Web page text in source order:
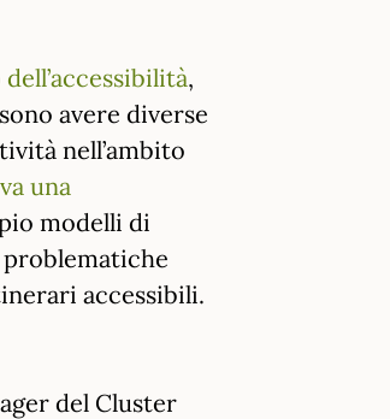
,
avere diverse
nell’ambito
una
modelli di
accessibili.
del Cluster